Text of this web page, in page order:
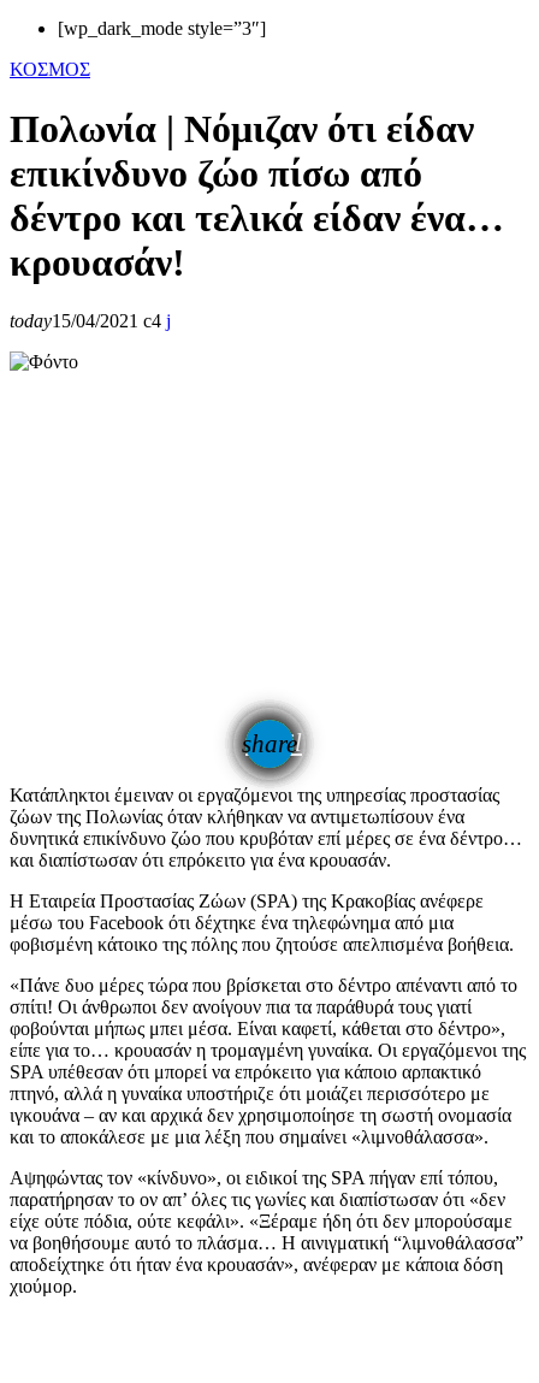
[wp_dark_mode style=”3″]
ΚΟΣΜΟΣ
Πολωνία | Νόμιζαν ότι είδαν
επικίνδυνο ζώο πίσω από
δέντρο και τελικά είδαν ένα…
κρουασάν!
today15/04/2021 4
share
email
Κατάπληκτοι έμειναν οι εργαζόμενοι της υπηρεσίας προστασίας
ζώων της Πολωνίας όταν κλήθηκαν να αντιμετωπίσουν ένα
δυνητικά επικίνδυνο ζώο που κρυβόταν επί μέρες σε ένα δέντρο…
και διαπίστωσαν ότι επρόκειτο για ένα κρουασάν.
Η Εταιρεία Προστασίας Ζώων (SPA) της Κρακοβίας ανέφερε
μέσω του Facebook ότι δέχτηκε ένα τηλεφώνημα από μια
φοβισμένη κάτοικο της πόλης που ζητούσε απελπισμένα βοήθεια.
«Πάνε δυο μέρες τώρα που βρίσκεται στο δέντρο απέναντι από το
σπίτι! Οι άνθρωποι δεν ανοίγουν πια τα παράθυρά τους γιατί
φοβούνται μήπως μπει μέσα. Είναι καφετί, κάθεται στο δέντρο»,
είπε για το… κρουασάν η τρομαγμένη γυναίκα. Οι εργαζόμενοι της
SPA υπέθεσαν ότι μπορεί να επρόκειτο για κάποιο αρπακτικό
πτηνό, αλλά η γυναίκα υποστήριζε ότι μοιάζει περισσότερο με
ιγκουάνα – αν και αρχικά δεν χρησιμοποίησε τη σωστή ονομασία
και το αποκάλεσε με μια λέξη που σημαίνει «λιμνοθάλασσα».
Αψηφώντας τον «κίνδυνο», οι ειδικοί της SPA πήγαν επί τόπου,
παρατήρησαν το ον απ’ όλες τις γωνίες και διαπίστωσαν ότι «δεν
είχε ούτε πόδια, ούτε κεφάλι». «Ξέραμε ήδη ότι δεν μπορούσαμε
να βοηθήσουμε αυτό το πλάσμα… Η αινιγματική “λιμνοθάλασσα”
αποδείχτηκε ότι ήταν ένα κρουασάν», ανέφεραν με κάποια δόση
χιούμορ.